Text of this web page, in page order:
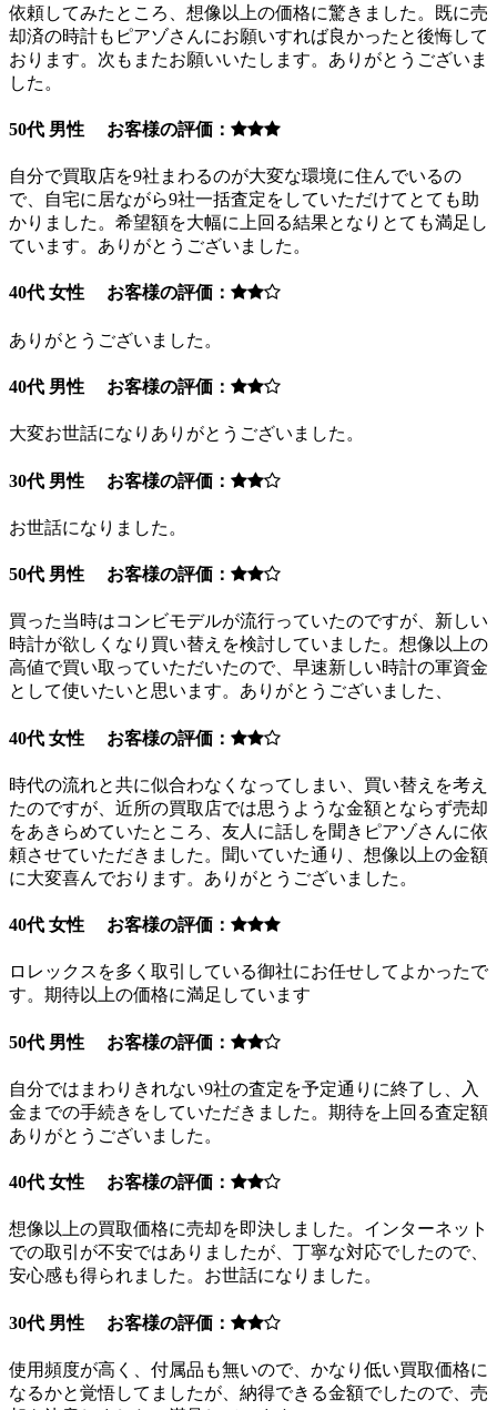
依頼してみたところ、想像以上の価格に驚きました。既に売
却済の時計もピアゾさんにお願いすれば良かったと後悔して
おります。次もまたお願いいたします。ありがとうございま
した。
50代 男性 お客様の評価：
自分で買取店を9社まわるのが大変な環境に住んでいるの
で、自宅に居ながら9社一括査定をしていただけてとても助
かりました。希望額を大幅に上回る結果となりとても満足し
ています。ありがとうございました。
40代 女性 お客様の評価：
ありがとうございました。
40代 男性 お客様の評価：
大変お世話になりありがとうございました。
30代 男性 お客様の評価：
お世話になりました。
50代 男性 お客様の評価：
買った当時はコンビモデルが流行っていたのですが、新しい
時計が欲しくなり買い替えを検討していました。想像以上の
高値で買い取っていただいたので、早速新しい時計の軍資金
として使いたいと思います。ありがとうございました、
40代 女性 お客様の評価：
時代の流れと共に似合わなくなってしまい、買い替えを考え
たのですが、近所の買取店では思うような金額とならず売却
をあきらめていたところ、友人に話しを聞きピアゾさんに依
頼させていただきました。聞いていた通り、想像以上の金額
に大変喜んでおります。ありがとうございました。
40代 女性 お客様の評価：
ロレックスを多く取引している御社にお任せしてよかったで
す。期待以上の価格に満足しています
50代 男性 お客様の評価：
自分ではまわりきれない9社の査定を予定通りに終了し、入
金までの手続きをしていただきました。期待を上回る査定額
ありがとうございました。
40代 女性 お客様の評価：
想像以上の買取価格に売却を即決しました。インターネット
での取引が不安ではありましたが、丁寧な対応でしたので、
安心感も得られました。お世話になりました。
30代 男性 お客様の評価：
使用頻度が高く、付属品も無いので、かなり低い買取価格に
なるかと覚悟してましたが、納得できる金額でしたので、売